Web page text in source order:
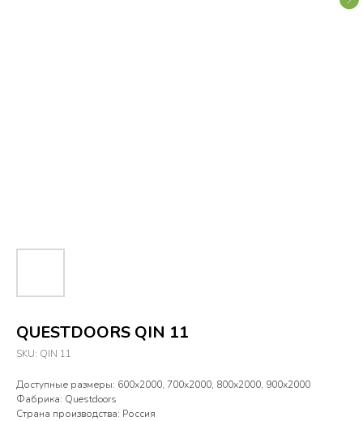
QUESTDOORS QIN 11
SKU: QIN 11
Доступные размеры: 600х2000, 700х2000, 800х2000, 900х2000
Фабрика: Questdoors
Страна производства: Россия